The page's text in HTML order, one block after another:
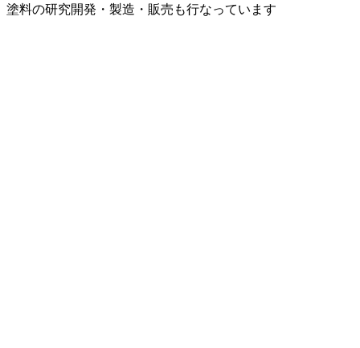
塗料の研究開発・製造・販売も行なっています